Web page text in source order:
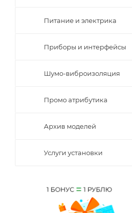
Питание и электрика
Приборы и интерфейсы
Шумо-виброизоляция
Промо атрибутика
Архив моделей
Услуги установки